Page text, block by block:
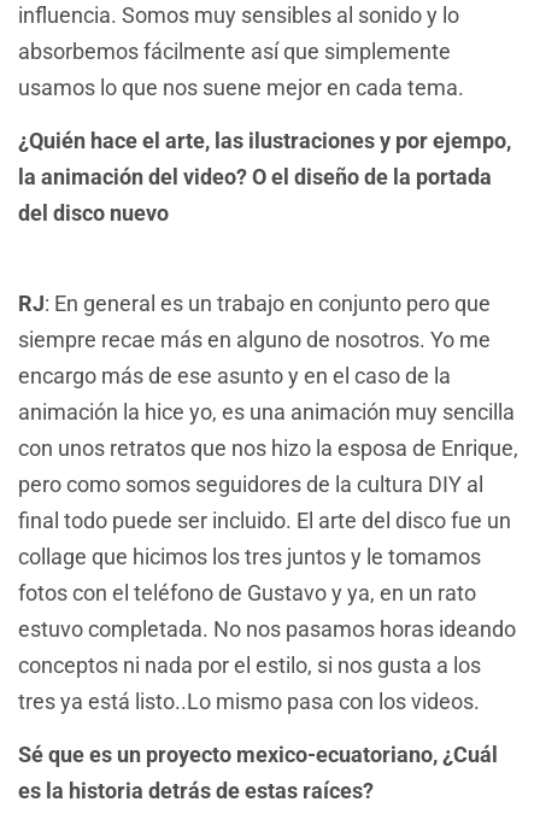
influencia. Somos muy sensibles al sonido y lo
absorbemos fácilmente así que simplemente
usamos lo que nos suene mejor en cada tema.
¿Quién hace el arte, las ilustraciones y por ejempo,
la animación del video? O el diseño de la portada
del disco nuevo
RJ: En general es un trabajo en conjunto pero que
siempre recae más en alguno de nosotros. Yo me
encargo más de ese asunto y en el caso de la
animación la hice yo, es una animación muy sencilla
con unos retratos que nos hizo la esposa de Enrique,
pero como somos seguidores de la cultura DIY al
final todo puede ser incluido. El arte del disco fue un
collage que hicimos los tres juntos y le tomamos
fotos con el teléfono de Gustavo y ya, en un rato
estuvo completada. No nos pasamos horas ideando
conceptos ni nada por el estilo, si nos gusta a los
tres ya está listo..Lo mismo pasa con los videos.
Sé que es un proyecto mexico-ecuatoriano, ¿Cuál
es la historia detrás de estas raíces?